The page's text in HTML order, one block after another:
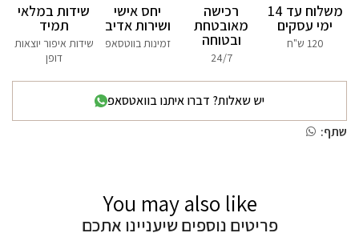
משלוח עד 14
ימי עסקים
120 ש"ח
רכישה
מאובטחת
ובטוחה
24/7
יחס אישי
ושירות אדיב
זמינות בווטסאפ
שידות במלאי
תמיד
שידות איפור יוצאות
דופן
יש שאלות? דברו איתנו בוואטסאפ
שתף:
You may also like
פריטים נוספים שיעניינו אתכם